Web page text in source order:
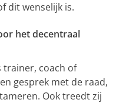
dit wenselijk is.
het decentraal
trainer, coach of
gesprek met de raad,
Ook treedt zij